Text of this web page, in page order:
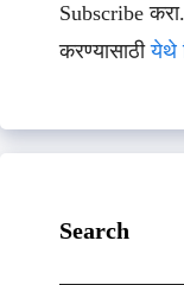
Subscribe
करण्यासाठीयेथे
Search